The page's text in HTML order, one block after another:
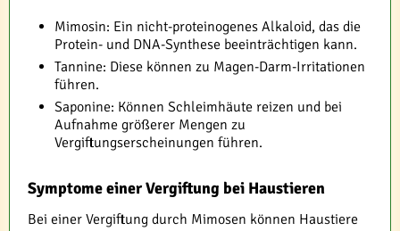
Mimosin: Ein nicht-proteinogenes Alkaloid, das die
Protein- und DNA-Synthese beeinträchtigen kann.
Tannine: Diese können zu Magen-Darm-Irritationen
führen.
Saponine: Können Schleimhäute reizen und bei
Aufnahme größerer Mengen zu
Vergiftungserscheinungen führen.
Symptome einer Vergiftung bei Haustieren
Bei einer Vergiftung durch Mimosen können Haustiere